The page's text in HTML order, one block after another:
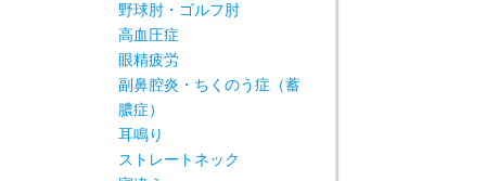
野球肘・ゴルフ肘
高血圧症
眼精疲労
副鼻腔炎・ちくのう症（蓄
膿症）
耳鳴り
ストレートネック